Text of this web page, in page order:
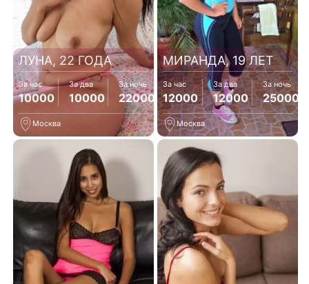
ЛУНА, 22 ГОДА
За час
10000
За два
10000
За ночь
22000
Москва
МИРАНДА, 19 ЛЕТ
За час
12000
За два
12000
За ночь
25000
Москва